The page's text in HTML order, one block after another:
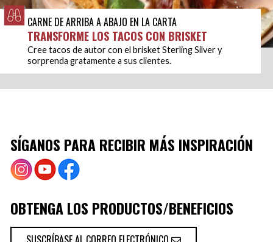
CARNE DE ARRIBA A ABAJO EN LA CARTA
TRANSFORME LOS TACOS CON BRISKET
Cree tacos de autor con el brisket Sterling Silver y
sorprenda gratamente a sus clientes.
SÍGANOS PARA RECIBIR MÁS INSPIRACIÓN
OBTENGA LOS PRODUCTOS/BENEFICIOS